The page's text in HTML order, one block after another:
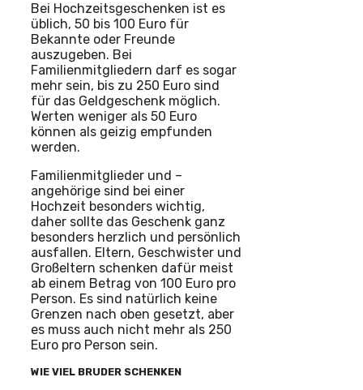
Bei Hochzeitsgeschenken ist es
üblich, 50 bis 100 Euro für
Bekannte oder Freunde
auszugeben. Bei
Familienmitgliedern darf es sogar
mehr sein, bis zu 250 Euro sind
für das Geldgeschenk möglich.
Werten weniger als 50 Euro
können als geizig empfunden
werden.
Familienmitglieder und –
angehörige sind bei einer
Hochzeit besonders wichtig,
daher sollte das Geschenk ganz
besonders herzlich und persönlich
ausfallen. Eltern, Geschwister und
Großeltern schenken dafür meist
ab einem Betrag von 100 Euro pro
Person. Es sind natürlich keine
Grenzen nach oben gesetzt, aber
es muss auch nicht mehr als 250
Euro pro Person sein.
WIE VIEL BRUDER SCHENKEN